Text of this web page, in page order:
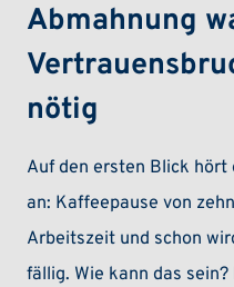
Abmahnung
nötig
Auf den ersten Blick hört
an: Kaffeepause von
Arbeitszeit und schon
fällig. Wie kann das